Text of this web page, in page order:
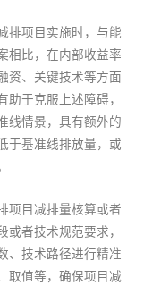
项目实施时，与能
相比，在内部收益率
资、关键技术等方面
于克服上述障碍，
线情景，具有额外的
于基准线排放量，或
目减排量核算或者
者技术规范要求，
、技术路径进行精准
取值等，确保项目减